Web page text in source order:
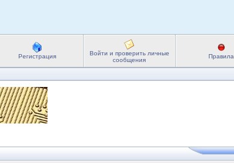
Регистрация
Войти и проверить личные
сообщения
Правила